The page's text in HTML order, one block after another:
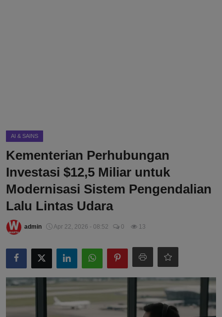
AI & SAINS
Kementerian Perhubungan
Investasi $12,5 Miliar untuk
Modernisasi Sistem Pengendalian
Lalu Lintas Udara
admin Apr 22, 2026 - 08:52 0 13